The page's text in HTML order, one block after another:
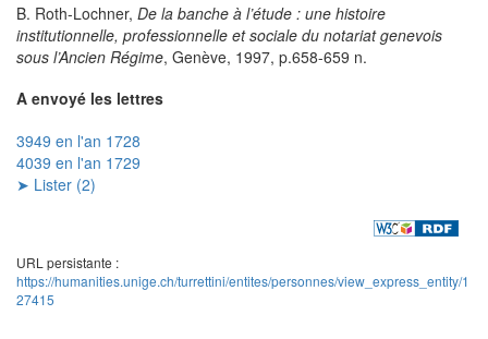
B. Roth-Lochner, De la banche à l’étude : une histoire
institutionnelle, professionnelle et sociale du notariat genevois
sous l’Ancien Régime, Genève, 1997, p.658-659 n.
A envoyé les lettres
3949 en l'an 1728
4039 en l'an 1729
➤ Lister (2)
URL persistante :
https://humanities.unige.ch/turrettini/entites/personnes/view_express_entity/1
27415